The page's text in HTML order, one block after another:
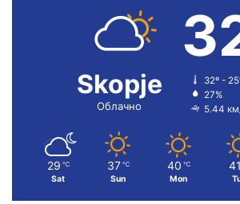
Skopje
Облачно
32º -
27%
5.44
29 ℃
Sat
37 ℃
Sun
40 ℃
Mon
41